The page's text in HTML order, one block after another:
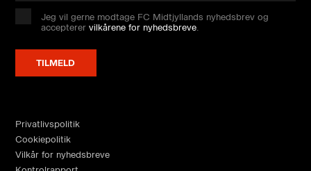
Jeg vil gerne modtage FC Midtjyllands nyhedsbrev og
accepterervilkårene for nyhedsbreve
Privatlivspolitik
Cookiepolitik
Vilkår for nyhedsbreve